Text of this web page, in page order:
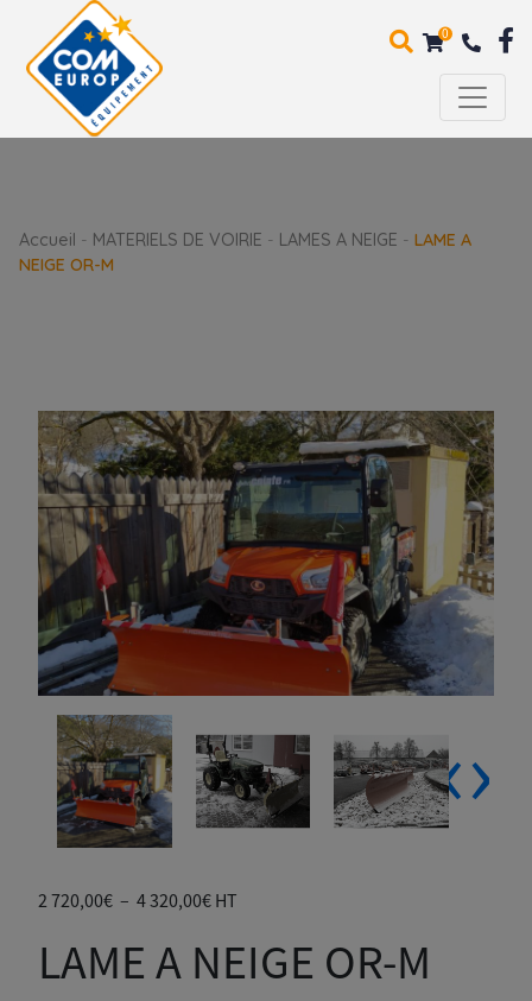
0
Accueil - MATERIELS DE VOIRIE - LAMES A NEIGE - LAME A
NEIGE OR-M
‹›
2 720,00€ – 4 320,00€Plage
prix :
2
HT
LAME A NEIGE OR-M